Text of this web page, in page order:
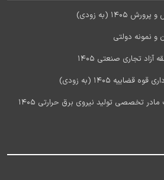
(به زودی)
و نمونه دولتی
تجاری صنعتی 1405
1405 (به زودی)
آخرین اخبار استخدام شرکت مادر تخصصی تولید نیروی برق حرارتی 1405